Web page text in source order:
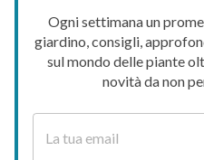
Ogni settimana un
giardino, consigli,
sul mondo delle piante
novità da non